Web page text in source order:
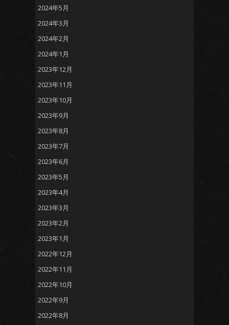
2024年5月
2024年3月
2024年2月
2024年1月
2023年12月
2023年11月
2023年10月
2023年9月
2023年8月
2023年7月
2023年6月
2023年5月
2023年4月
2023年3月
2023年2月
2023年1月
2022年12月
2022年11月
2022年10月
2022年9月
2022年8月